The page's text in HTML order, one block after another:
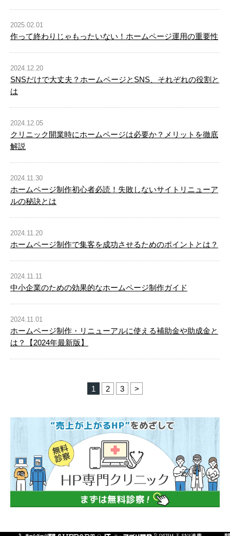
2025.02.01
作って終わりじゃもったいない！ホームページ運用の重要性
2024.12.20
SNSだけで大丈夫？ホームページとSNS、それぞれの役割と
は
2024.12.05
クリニック開業時にホームページは必要か？メリットを徹底
解説
2024.11.30
ホームページ制作初心者必読！失敗しないサイトリニューア
ルの秘訣とは
2024.11.20
ホームページ制作で集客を成功させるためのポイントとは？
2024.11.11
中小企業のための効果的なホームページ制作ガイド
2024.11.01
ホームページ制作・リニューアルに使える補助金や助成金と
は？【2024年最新版】
1 2 3 >